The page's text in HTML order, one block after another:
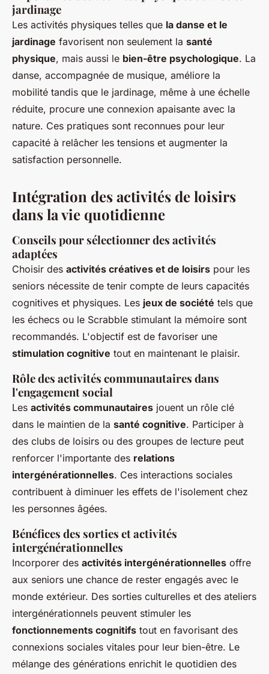
jardinage
Les activités physiques telles que la danse et le
jardinage favorisent non seulement la santé
physique, mais aussi le bien-être psychologique. La
danse, accompagnée de musique, améliore la
mobilité tandis que le jardinage, même à une échelle
réduite, procure une connexion apaisante avec la
nature. Ces pratiques sont reconnues pour leur
capacité à relâcher les tensions et augmenter la
satisfaction personnelle.
Intégration des activités de loisirs
dans la vie quotidienne
Conseils pour sélectionner des activités
adaptées
Choisir des activités créatives et de loisirs pour les
seniors nécessite de tenir compte de leurs capacités
cognitives et physiques. Les jeux de société tels que
les échecs ou le Scrabble stimulant la mémoire sont
recommandés. L'objectif est de favoriser une
stimulation cognitive tout en maintenant le plaisir.
Rôle des activités communautaires dans
l'engagement social
Les activités communautaires jouent un rôle clé
dans le maintien de la santé cognitive. Participer à
des clubs de loisirs ou des groupes de lecture peut
renforcer l'importante des relations
intergénérationnelles. Ces interactions sociales
contribuent à diminuer les effets de l'isolement chez
les personnes âgées.
Bénéfices des sorties et activités
intergénérationnelles
Incorporer des activités intergénérationnelles offre
aux seniors une chance de rester engagés avec le
monde extérieur. Des sorties culturelles et des ateliers
intergénérationnels peuvent stimuler les
fonctionnements cognitifs tout en favorisant des
connexions sociales vitales pour leur bien-être. Le
mélange des générations enrichit le quotidien des